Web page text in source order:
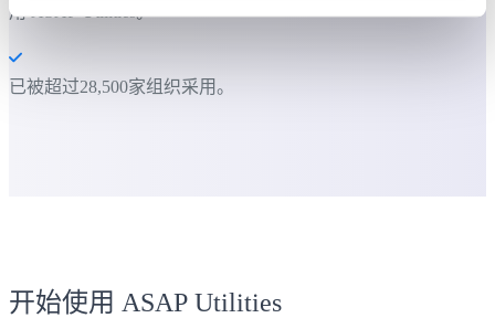
用 ASAP Utilities。
已被超过28,500家组织采用。
开始使用 ASAP Utilities